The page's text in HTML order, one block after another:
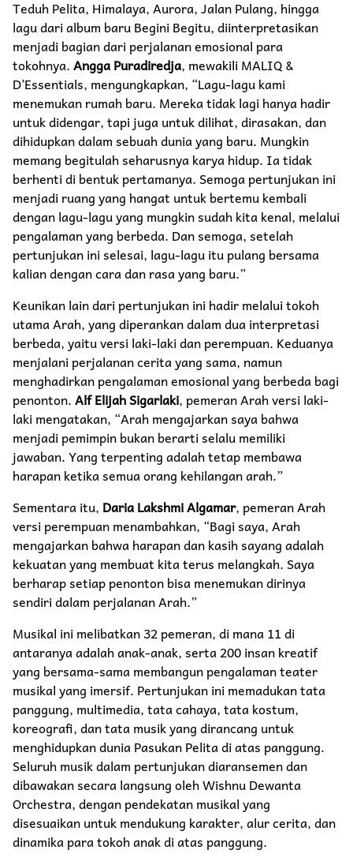
Teduh Pelita, Himalaya, Aurora, Jalan Pulang, hingga
lagu dari album baru Begini Begitu, diinterpretasikan
menjadi bagian dari perjalanan emosional para
tokohnya.Angga Puradiredja, mewakili MALIQ &
D’Essentials, mengungkapkan, “Lagu-lagu kami
menemukan rumah baru. Mereka tidak lagi hanya hadir
untuk didengar, tapi juga untuk dilihat, dirasakan, dan
dihidupkan dalam sebuah dunia yang baru. Mungkin
memang begitulah seharusnya karya hidup. Ia tidak
berhenti di bentuk pertamanya. Semoga pertunjukan ini
menjadi ruang yang hangat untuk bertemu kembali
dengan lagu-lagu yang mungkin sudah kita kenal, melalui
pengalaman yang berbeda. Dan semoga, setelah
pertunjukan ini selesai, lagu-lagu itu pulang bersama
kalian dengan cara dan rasa yang baru.”
Keunikan lain dari pertunjukan ini hadir melalui tokoh
utama Arah, yang diperankan dalam dua interpretasi
berbeda, yaitu versi laki-laki dan perempuan. Keduanya
menjalani perjalanan cerita yang sama, namun
menghadirkan pengalaman emosional yang berbeda bagi
penonton.Alf Elijah Sigarlaki, pemeran Arah versi laki-
laki mengatakan, “Arah mengajarkan saya bahwa
menjadi pemimpin bukan berarti selalu memiliki
jawaban. Yang terpenting adalah tetap membawa
harapan ketika semua orang kehilangan arah.”
Sementara itu, Daria Lakshmi Algamar, pemeran Arah
versi perempuan menambahkan, “Bagi saya, Arah
mengajarkan bahwa harapan dan kasih sayang adalah
kekuatan yang membuat kita terus melangkah. Saya
berharap setiap penonton bisa menemukan dirinya
sendiri dalam perjalanan Arah.”
Musikal ini melibatkan 32 pemeran, di mana 11 di
antaranya adalah anak-anak, serta 200 insan kreatif
yang bersama-sama membangun pengalaman teater
musikal yang imersif. Pertunjukan ini memadukan tata
panggung, multimedia, tata cahaya, tata kostum,
koreografi, dan tata musik yang dirancang untuk
menghidupkan dunia Pasukan Pelita di atas panggung.
Seluruh musik dalam pertunjukan diaransemen dan
dibawakan secara langsung oleh Wishnu Dewanta
Orchestra, dengan pendekatan musikal yang
disesuaikan untuk mendukung karakter, alur cerita, dan
dinamika para tokoh anak di atas panggung.